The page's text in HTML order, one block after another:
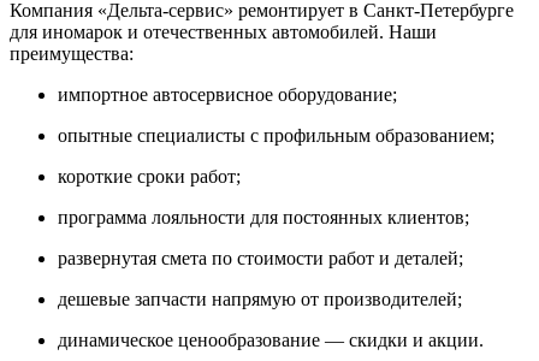
Компания «Дельта-сервис» ремонтирует в Санкт-Петербурге
для иномарок и отечественных автомобилей. Наши
преимущества:
импортное автосервисное оборудование;
опытные специалисты с профильным образованием;
короткие сроки работ;
программа лояльности для постоянных клиентов;
развернутая смета по стоимости работ и деталей;
дешевые запчасти напрямую от производителей;
динамическое ценообразование — скидки и акции.